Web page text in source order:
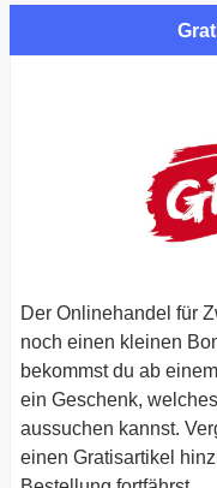
der Kauf einer
Der Onlinehandel für
noch einen kleinen
bekommst du ab
ein Geschenk,
aussuchen kannst.
einen Gratisartikel